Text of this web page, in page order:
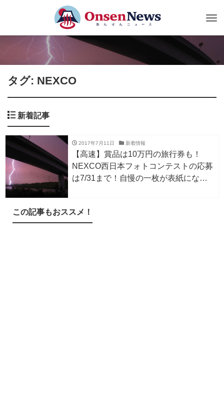
タグ: NEXCO
新着記事
2017年7月11日 新着情報
【高速】賞品は10万円の旅行券も！
NEXCO西日本フォトコンテストの応募
は7/31まで！自慢の一枚が表紙になる
この記事もおススメ！